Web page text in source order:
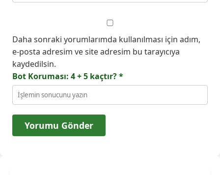
Daha sonraki yorumlarımda kullanılması için adım,
e-posta adresim ve site adresim bu tarayıcıya
kaydedilsin.
Bot Koruması: 4 + 5 kaçtır?*